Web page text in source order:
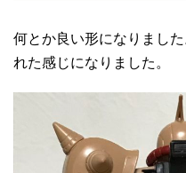
何とか良い形になりまし
れた感じになりました。